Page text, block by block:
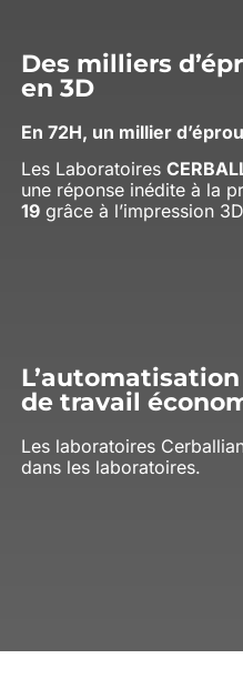
Des milliers
en 3D
En 72H, un millier
Les Laboratoires
une réponse inédite à la
19 grâce à l’impression
de travail
Les laboratoires
dans les laboratoires.